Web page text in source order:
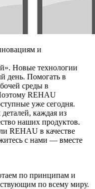
и
Новые технологии
день. Помогать в
среды в
REHAU
уже сегодня.
каждая из
наших продуктов.
REHAU в качестве
с нами — вместе
по принципам и
по всему миру.